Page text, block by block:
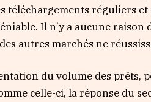
téléchargements réguliers
Il n’y a aucune raison
autres marchés ne
du volume des prêts,
celle-ci, la réponse du